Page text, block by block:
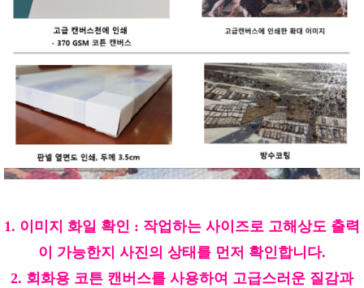
1. 이미지 화일 확인 : 작업하는 사이즈로 고해상도 출력
이 가능한지 사진의 상태를 먼저 확인합니다.
2. 회화용 코튼 캔버스를 사용하여 고급스러운 질감과